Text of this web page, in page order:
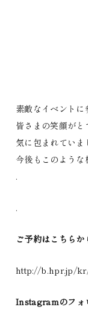
素敵なイベント
皆さまの笑顔が
気に包まれていま
今後もこのよう
.
.
ご予約はこち
http://b.hpr.jp/
Instagramのフ